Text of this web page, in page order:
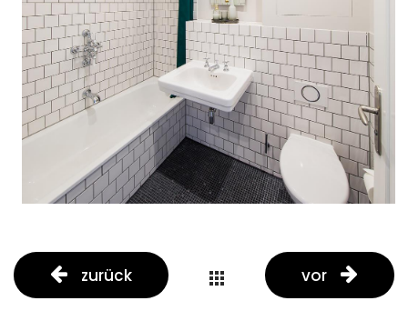
zurück
portfolio
vor